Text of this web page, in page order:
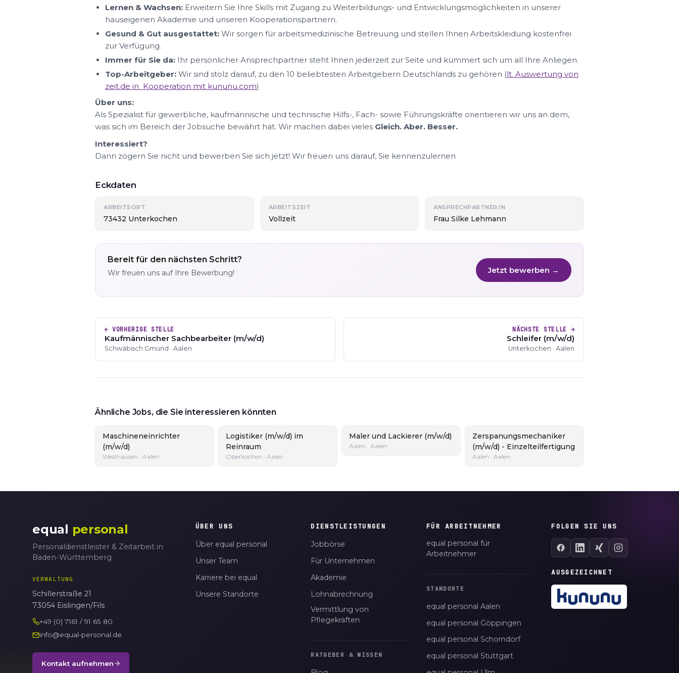
Lernen & Wachsen: Erweitern Sie Ihre Skills mit Zugang zu Weiterbildungs- und Entwicklungsmöglichkeiten in unserer
hauseigenen Akademie und unseren Kooperationspartnern.
Gesund & Gut ausgestattet: Wir sorgen für arbeitsmedizinische Betreuung und stellen Ihnen Arbeitskleidung kostenfrei
zur Verfügung.
Immer für Sie da: Ihr persönlicher Ansprechpartner steht Ihnen jederzeit zur Seite und kümmert sich um all Ihre Anliegen.
Top-Arbeitgeber: Wir sind stolz darauf, zu den 10 beliebtesten Arbeitgebern Deutschlands zu gehören (lt. Auswertung von
zeit.de in Kooperation mit kununu.com)
Über uns:
Als Spezialist für gewerbliche, kaufmännische und technische Hilfs-, Fach- sowie Führungskräfte orientieren wir uns an dem,
was sich im Bereich der Jobsuche bewährt hat. Wir machen dabei vieles Gleich. Aber. Besser.
Interessiert?
Dann zögern Sie nicht und bewerben Sie sich jetzt! Wir freuen uns darauf, Sie kennenzulernen
Eckdaten
ARBEITSORT
73432 Unterkochen
ARBEITSZEIT
Vollzeit
ANSPRECHPARTNER:IN
Frau Silke Lehmann
Bereit für den nächsten Schritt?
Wir freuen uns auf Ihre Bewerbung! Jetzt bewerben →
← VORHERIGE STELLE
Kaufmännischer Sachbearbeiter (m/w/d)
Schwäbisch Gmünd · Aalen
NÄCHSTE STELLE →
Schleifer (m/w/d)
Unterkochen · Aalen
Ähnliche Jobs, die Sie interessieren könnten
Maschineneinrichter
(m/w/d)
Westhausen · Aalen
Logistiker (m/w/d) im
Reinraum
Oberkochen · Aalen
Maler und Lackierer (m/w/d)
Aalen · Aalen
Zerspanungsmechaniker
(m/w/d) - Einzelteilfertigung
Aalen · Aalen
equal personal
Personaldienstleister & Zeitarbeit in
Baden-Württemberg
VERWALTUNG
Schillerstraße 21
73054 Eislingen/Fils
+49 (0) 7161 / 91 65 80
info@equal-personal.de
Kontakt aufnehmen
ÜBER UNS
Über equal personal
Unser Team
Karriere bei equal
Unsere Standorte
DIENSTLEISTUNGEN
Jobbörse
Für Unternehmen
Akademie
Lohnabrechnung
Vermittlung von
Pflegekräften
RATGEBER & WISSEN
FÜR ARBEITNEHMER
equal personal für
Arbeitnehmer
STANDORTE
equal personal Aalen
equal personal Göppingen
equal personal Schorndorf
equal personal Stuttgart
FOLGEN SIE UNS
AUSGEZEICHNET